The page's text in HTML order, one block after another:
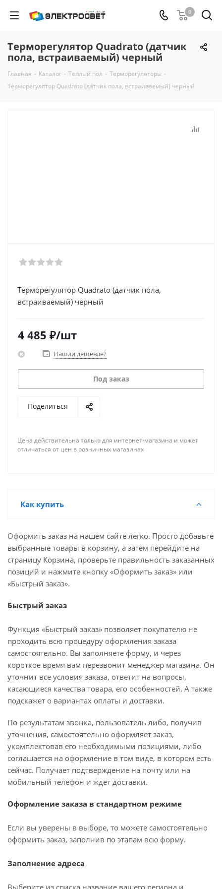
0
Терморегулятор Quadrato (датчик
пола, встраиваемый) черный
Главная - Каталог - Теплый пол - Терморегуляторы -
Терморегулятор Quadrato (датчик пола, встраиваемый) черный
Терморегулятор Quadrato (датчик пола,
встраиваемый) черный
4 485 ₽/шт
Нашли дешевле?
Под заказ
Поделиться
Цена действительна только для интернет-магазина и может
отличаться от цен в розничных магазинах
Как купить
Оформить заказ на нашем сайте легко. Просто добавьте
выбранные товары в корзину, а затем перейдите на
страницу Корзина, проверьте правильность заказанных
позиций и нажмите кнопку «Оформить заказ» или
«Быстрый заказ».
Быстрый заказ
Функция «Быстрый заказ» позволяет покупателю не
проходить всю процедуру оформления заказа
самостоятельно. Вы заполняете форму, и через
короткое время вам перезвонит менеджер магазина. Он
уточнит все условия заказа, ответит на вопросы,
касающиеся качества товара, его особенностей. А также
подскажет о вариантах оплаты и доставки.
По результатам звонка, пользователь либо, получив
уточнения, самостоятельно оформляет заказ,
укомплектовав его необходимыми позициями, либо
соглашается на оформление в том виде, в котором есть
сейчас. Получает подтверждение на почту или на
мобильный телефон и ждёт доставки.
Оформление заказа в стандартном режиме
Если вы уверены в выборе, то можете самостоятельно
оформить заказ, заполнив по этапам всю форму.
Заполнение адреса
Выберите из списка название вашего региона и